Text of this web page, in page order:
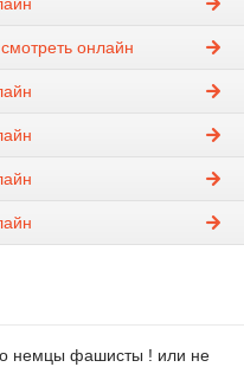
онлайн
немцы фашисты ! или не